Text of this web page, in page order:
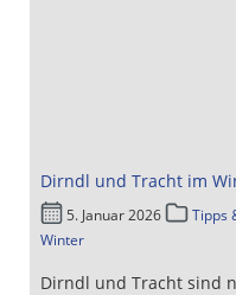
Dirndl und Tracht im
5. Januar 2026
Tipps
Winter
Dirndl und Tracht sind